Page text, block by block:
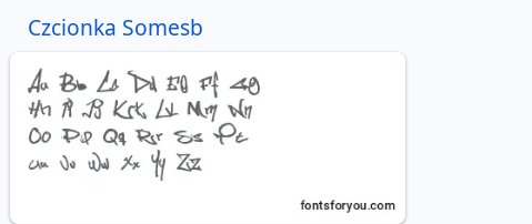
Czcionka Somesb